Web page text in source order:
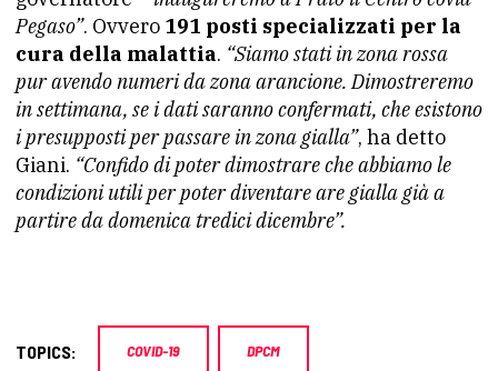
Pegaso”. Ovvero 191 posti specializzati per la
cura della malattia. “Siamo stati in zona rossa
pur avendo numeri da zona arancione. Dimostreremo
in settimana, se i dati saranno confermati, che esistono
i presupposti per passare in zona gialla”, ha detto
Giani. “Confido di poter dimostrare che abbiamo le
condizioni utili per poter diventare are gialla già a
partire da domenica tredici dicembre”.
TOPICS: COVID-19 DPCM